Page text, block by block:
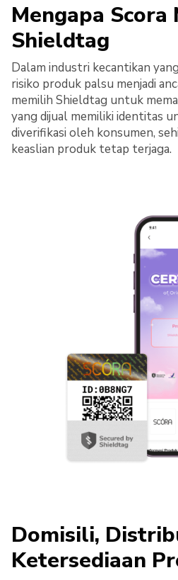
Mengapa Scora
Shieldtag
Dalam industri kecantikan
risiko produk palsu menjadi
memilih Shieldtag untuk
yang dijual memiliki identitas
diverifikasi oleh konsumen,
keaslian produk tetap terjaga.
Domisili,
Ketersediaan